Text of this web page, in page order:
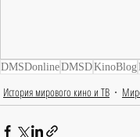
DMSDonlineDMSDKinoBlog
История мирового кино и ТВ